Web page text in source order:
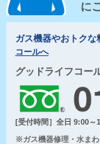
に
ガス機器やおトク
コールへ
グッドライフコー
[受付時間］全日 9:00～
※ガス機器修理・水まわ